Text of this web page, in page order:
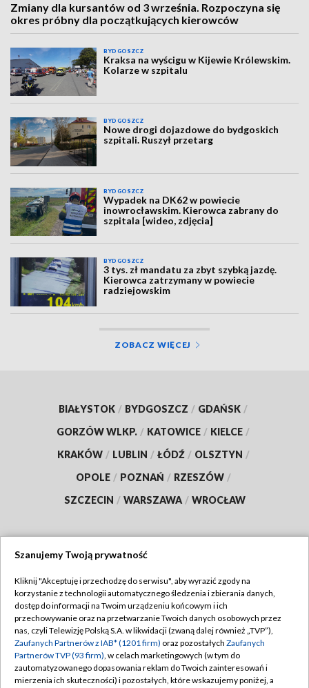
Zmiany dla kursantów od 3 września. Rozpoczyna się
okres próbny dla początkujących kierowców
BYDGOSZCZ
Kraksa na wyścigu w Kijewie Królewskim.
Kolarze w szpitalu
BYDGOSZCZ
Nowe drogi dojazdowe do bydgoskich
szpitali. Ruszył przetarg
BYDGOSZCZ
Wypadek na DK62 w powiecie
inowrocławskim. Kierowca zabrany do
szpitala [wideo, zdjęcia]
BYDGOSZCZ
3 tys. zł mandatu za zbyt szybką jazdę.
Kierowca zatrzymany w powiecie
radziejowskim
ZOBACZ WIĘCEJ
BIAŁYSTOK / BYDGOSZCZ / GDAŃSK /
GORZÓW WLKP. / KATOWICE / KIELCE /
KRAKÓW / LUBLIN / ŁÓDŹ / OLSZTYN /
OPOLE / POZNAŃ / RZESZÓW /
SZCZECIN / WARSZAWA / WROCŁAW
TVP
Abonament TVP
Emisja w TVP
Centrum informacji TVP
Naziemna Telewizja Cyfrowa
Regulamin TVP
Polityka prywatności
Moje zgody
Szanujemy Twoją prywatność
Kliknij "Akceptuję i przechodzę do serwisu", aby wyrazić zgody na
korzystanie z technologii automatycznego śledzenia i zbierania danych,
dostęp do informacji na Twoim urządzeniu końcowym i ich
przechowywanie oraz na przetwarzanie Twoich danych osobowych przez
nas, czyli Telewizję Polską S.A. w likwidacji (zwaną dalej również „TVP”),
Zaufanych Partnerów z IAB* (1201 firm) oraz pozostałych Zaufanych
Partnerów TVP (93 firm), w celach marketingowych (w tym do
zautomatyzowanego dopasowania reklam do Twoich zainteresowań i
mierzenia ich skuteczności) i pozostałych, które wskazujemy poniżej, a